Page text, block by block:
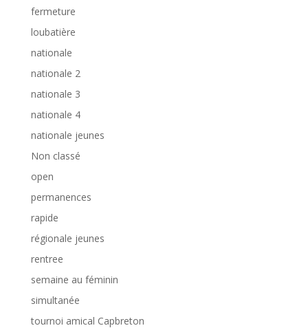
fermeture
loubatière
nationale
nationale 2
nationale 3
nationale 4
nationale jeunes
Non classé
open
permanences
rapide
régionale jeunes
rentree
semaine au féminin
simultanée
tournoi amical Capbreton